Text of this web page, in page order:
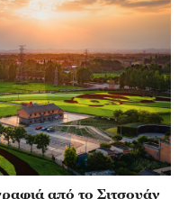
από το Σιτσουάν